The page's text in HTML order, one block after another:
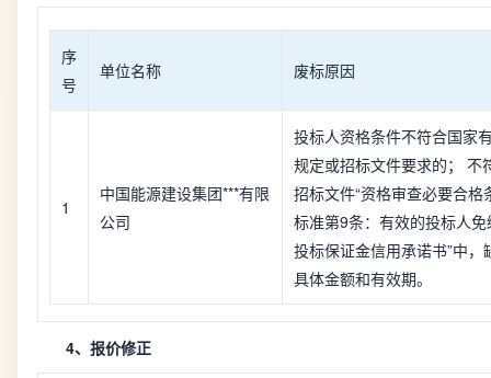
序
号
单位名称 废标原因
1
中国能源建设集团***有限
公司
投标人资格条件不符合国家
规定或招标文件要求的； 不
招标文件“资格审查必要合格
标准第9条：有效的投标人免
投标保证金信用承诺书”中，
具体金额和有效期。
4、报价修正